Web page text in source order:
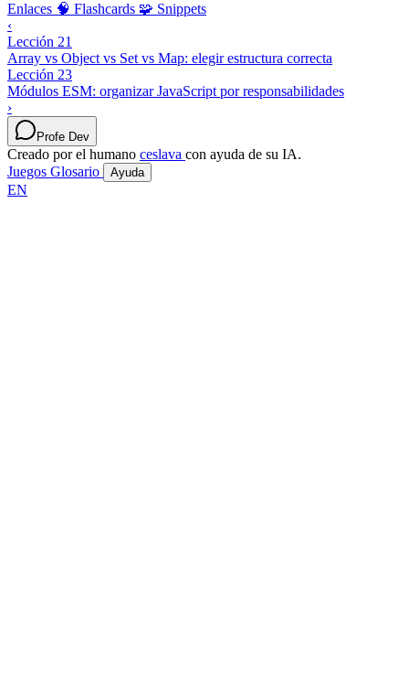
Enlaces 🧠 Flashcards 🧩 Snippets
‹
Lección 21
Array vs Object vs Set vs Map: elegir estructura correcta
Lección 23
Módulos ESM: organizar JavaScript por responsabilidades
›
Profe Dev
Creado por el humano ceslava con ayuda de su IA.
Juegos Glosario Ayuda
EN